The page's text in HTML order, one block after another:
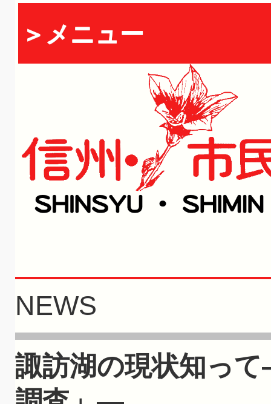
＞メニュー
NEWS
諏訪湖の現状知っ